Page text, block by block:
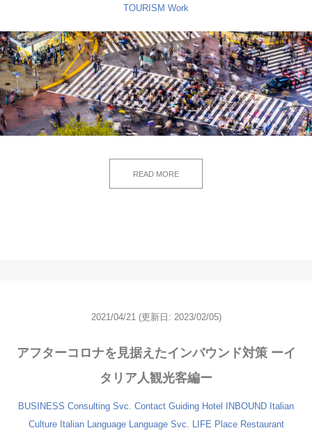
TOURISM Work
READ MORE
2021/04/21 (更新日: 2023/02/05)
アフターコロナを見据えたインバウンド対策 ーイ
タリア人観光客編ー
BUSINESS Consulting Svc. Contact Guiding Hotel INBOUND Italian
Culture Italian Language Language Svc. LIFE Place Restaurant